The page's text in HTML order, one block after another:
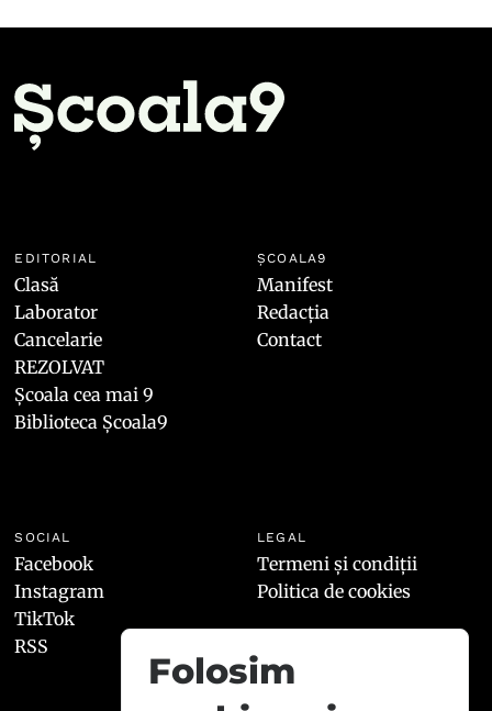
EDITORIAL
Clasă
Laborator
Cancelarie
REZOLVAT
Școala cea mai 9
Biblioteca Școala9
ȘCOALA9
Manifest
Redacția
Contact
SOCIAL
Facebook
Instagram
TikTok
RSS
LEGAL
Termeni și condiții
Politica de cookies
Folosim